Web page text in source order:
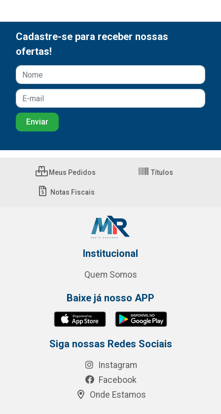
Cadastre-se para receber nossas
ofertas!
Meus Pedidos Títulos
Notas Fiscais
Institucional
Quem Somos
Baixe já nosso APP
Siga nossas Redes Sociais
Instagram
Facebook
Onde Estamos